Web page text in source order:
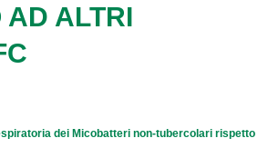
AD ALTRI
dei Micobatteri non-tubercolari rispetto